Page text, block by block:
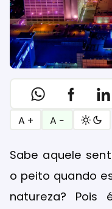
A + A −
Sabe aquele
o peito quando
natureza?